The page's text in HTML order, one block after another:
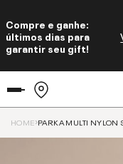
Compre e ganhe:
últimos dias para
garantir seu gift!
HOME PARKA MULTI NYLON